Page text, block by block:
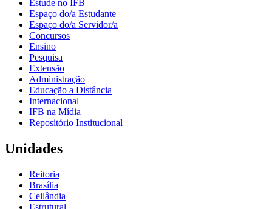
Estude no IFB
Espaço do/a Estudante
Espaço do/a Servidor/a
Concursos
Ensino
Pesquisa
Extensão
Administração
Educação a Distância
Internacional
IFB na Mídia
Repositório Institucional
Unidades
Reitoria
Brasília
Ceilândia
Estrutural